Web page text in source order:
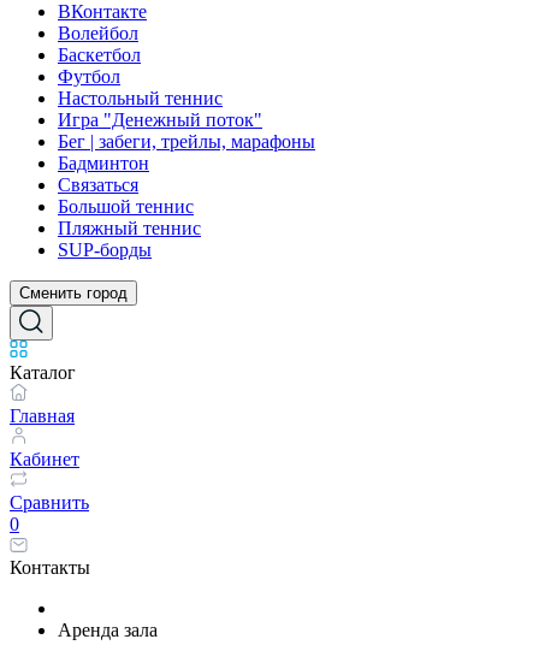
ВКонтакте
Волейбол
Баскетбол
Футбол
Настольный теннис
Игра "Денежный поток"
Бег | забеги, трейлы, марафоны
Бадминтон
Связаться
Большой теннис
Пляжный теннис
SUP-борды
Сменить город
Каталог
Главная
Кабинет
Сравнить
0
Контакты
Аренда зала